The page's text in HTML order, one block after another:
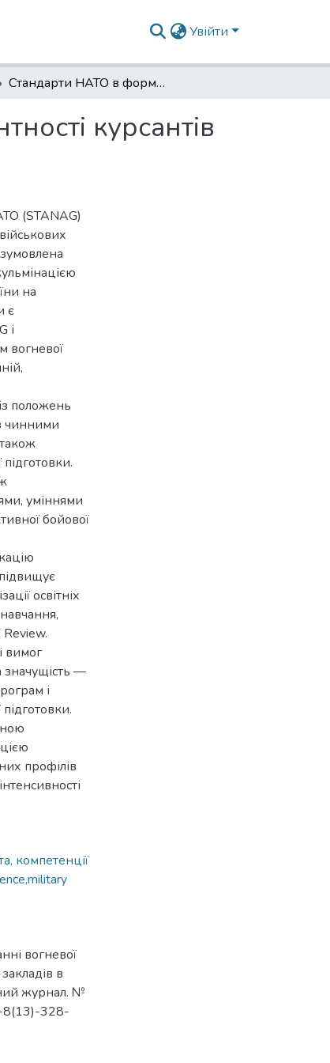
Увійти
Стандарти НАТО в формуванні вогневої компетентності курсантів вищих військових навчальних закладів в Україні
курсантів
(STANAG)
на
є
і
вогневої
положень
чинними
уміннями
бойової
освітніх
Review.
вимог
значущість —
і
профілів
компетенції
вогневої
в
журнал. №
8(13)-328-